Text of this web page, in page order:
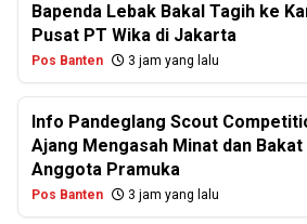
Bapenda Lebak Bakal Tagih ke
Pusat PT Wika di Jakarta
Pos Banten 3 jam yang lalu
Info Pandeglang Scout
Ajang Mengasah Minat dan Bakat
Anggota Pramuka
Pos Banten 3 jam yang lalu